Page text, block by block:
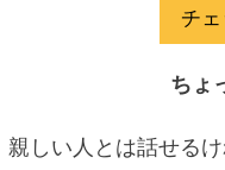
チ
ちょ
親しい人とは話せる